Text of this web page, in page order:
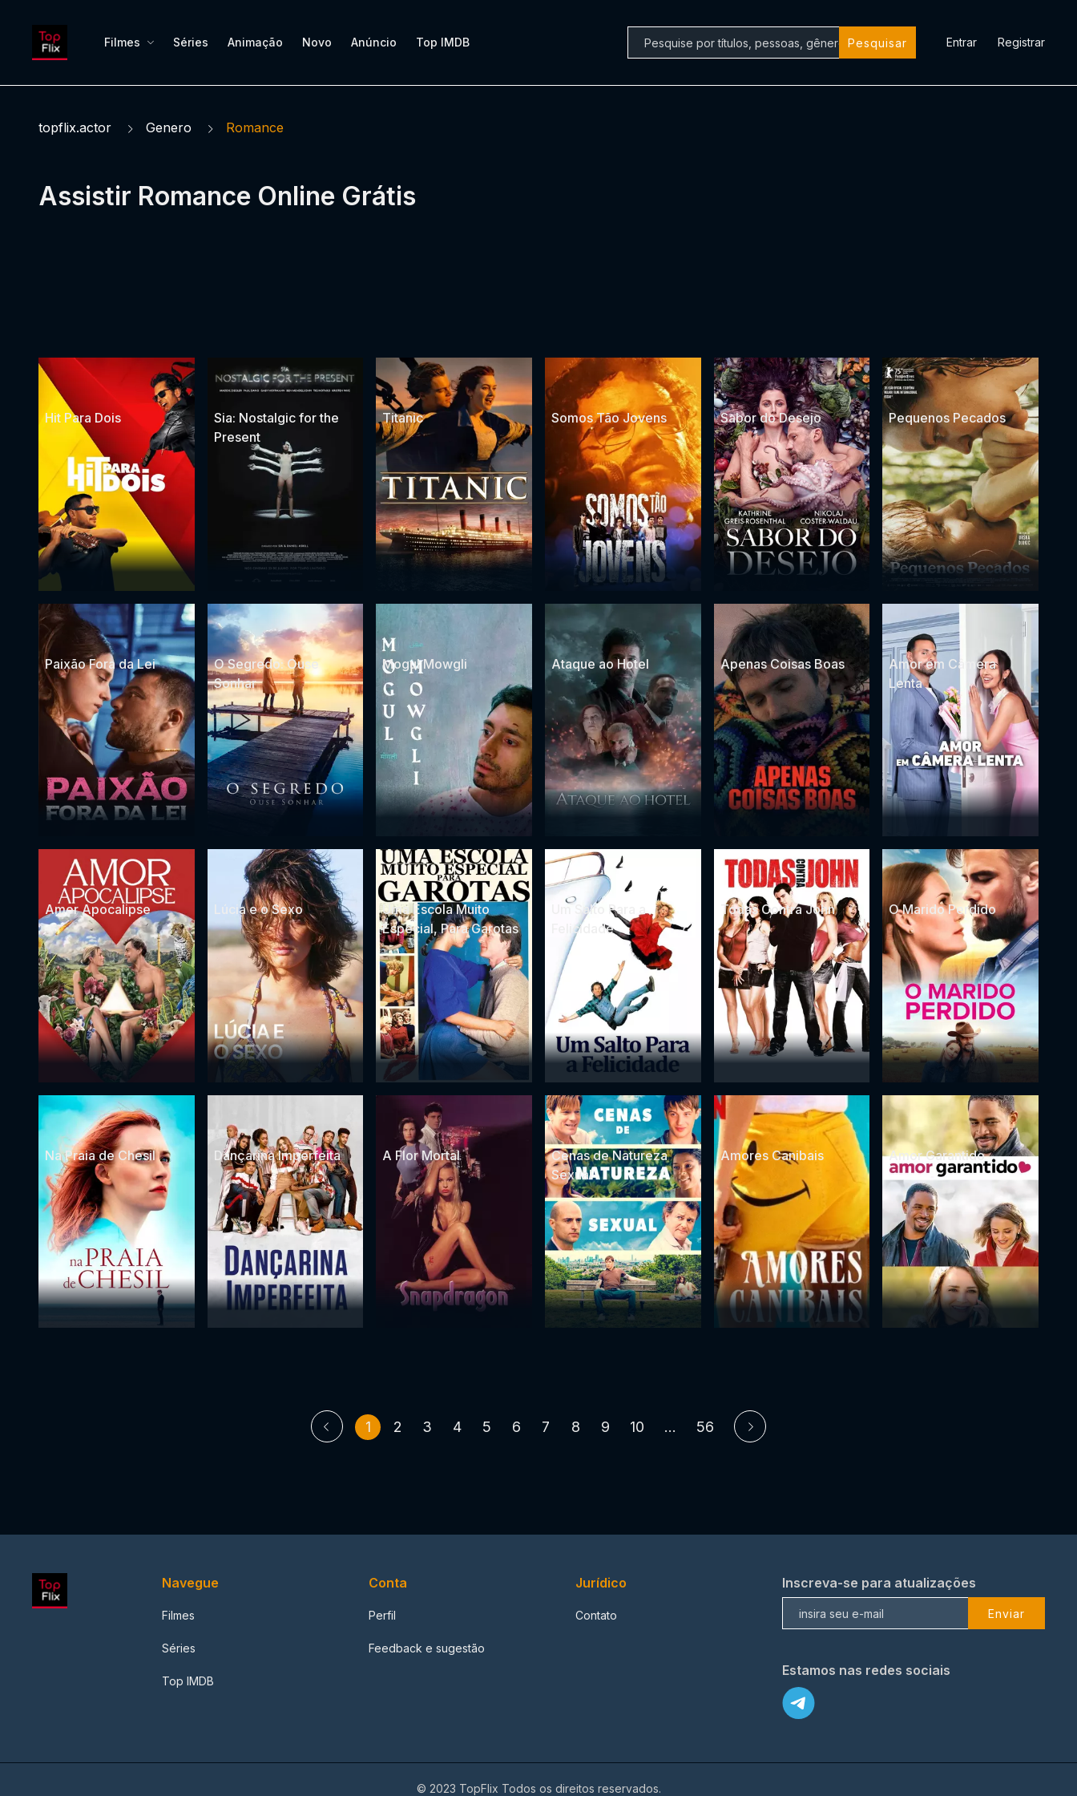
Filmes Séries Animação Novo Anúncio Top IMDB Pesquisar Entrar Registrar
topflix.actor Genero Romance
Assistir Romance Online Grátis
Hit Para Dois Sia: Nostalgic for the
Present
Titanic Somos Tão Jovens Sabor do Desejo Pequenos Pecados
Paixão Fora da Lei
O Segredo: Ouse
Sonhar
Mogul Mowgli Ataque ao Hotel Apenas Coisas Boas
Amor em Câmera
Lenta
Amor Apocalipse Lúcia e o Sexo
Uma Escola Muito
Especial, Para Garotas
Um Salto Para a
Felicidade
Todas Contra John O Marido Perdido
Na Praia de Chesil Dançarina Imperfeita A Flor Mortal
Cenas de Natureza
Sexual
Amores Canibais Amor Garantido
1 2 3 4 5 6 7 8 9 10 ... 56
Navegue
Filmes
Séries
Top IMDB
Conta
Perfil
Feedback e sugestão
Jurídico
Contato
Inscreva-se para atualizações
Enviar
Estamos nas redes sociais
© 2023 TopFlix Todos os direitos reservados.